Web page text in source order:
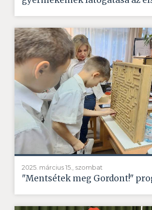
2025. március 15., szombat
"Mentsétek meg Gordont!"